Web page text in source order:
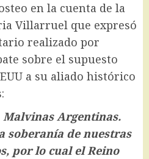
en la cuenta de la
Villarruel que expresó
realizado por
sobre el supuesto
a su aliado histórico
Malvinas Argentinas.
soberanía de nuestras
por lo cual el Reino